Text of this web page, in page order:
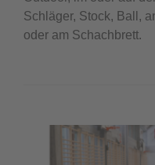
Schläger, Stock, Ball,
oder am Schachbrett.